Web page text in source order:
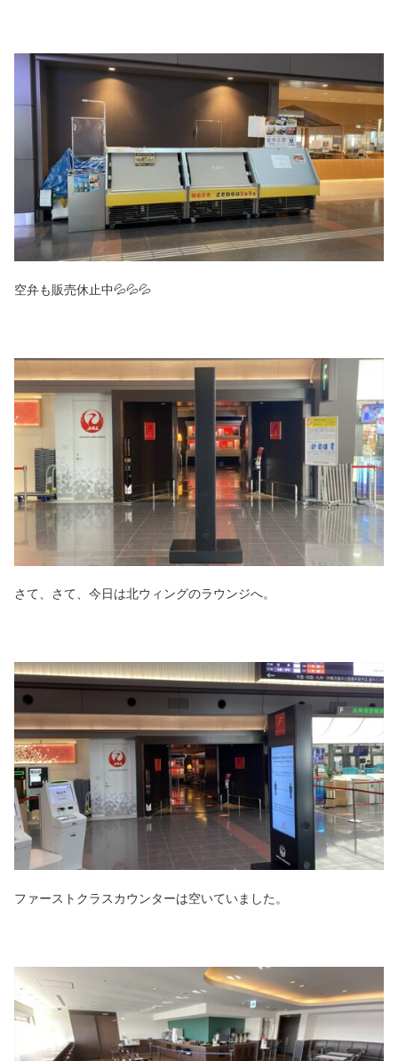
空弁も販売休止中💦💦💦
さて、さて、今日は北ウィングのラウンジへ。
ファーストクラスカウンターは空いていました。